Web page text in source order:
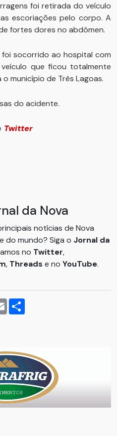
foi retirada do veículo
escoriações pelo corpo. A
fortes dores no abdômen.
socorrido ao hospital com
que ficou totalmente
município de Três Lagoas.
do acidente.
Twitter
da Nova
notícias de Nova
do mundo? Siga o Jornal da
no Twitter,
, Threads e no YouTube.
Email